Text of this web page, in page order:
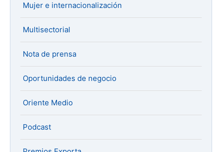
Mujer e internacionalización
Multisectorial
Nota de prensa
Oportunidades de negocio
Oriente Medio
Podcast